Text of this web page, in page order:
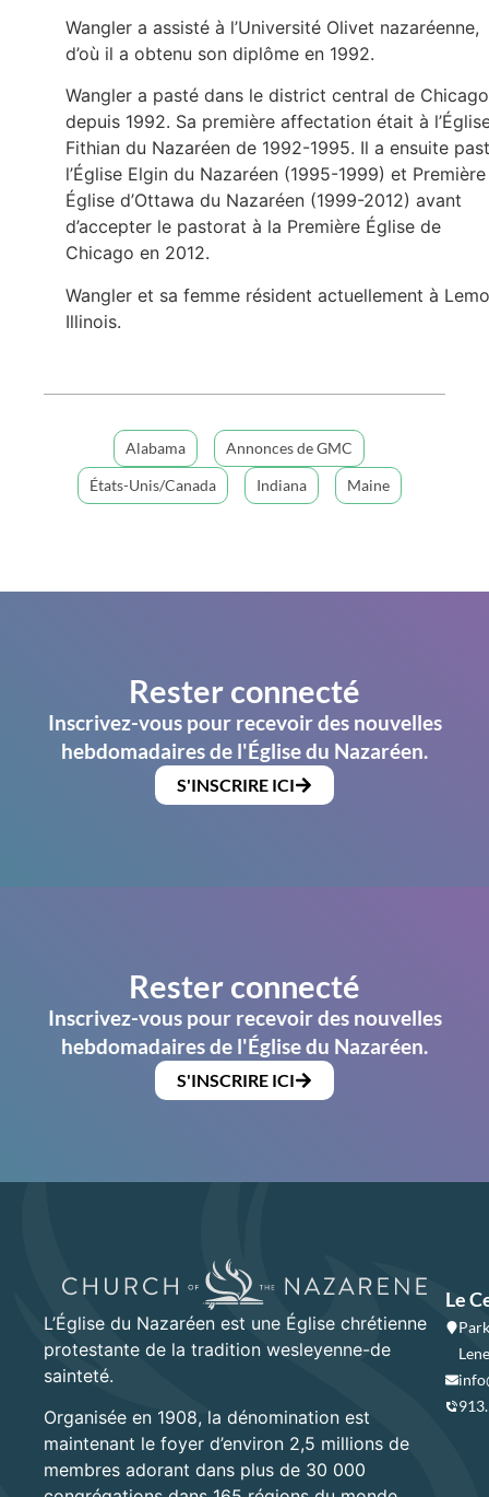
Wangler a assisté à l’Université Olivet nazaréenne,
d’où il a obtenu son diplôme en 1992.
Wangler a pasté dans le district central de Chicago
depuis 1992. Sa première affectation était à
Fithian du Nazaréen de 1992-1995. Il a ensuite
l’Église Elgin du Nazaréen (1995-1999) et Première
Église d’Ottawa du Nazaréen (1999-2012) avant
d’accepter le pastorat à la Première Église de
Chicago en 2012.
Wangler et sa femme résident actuellement à
Illinois.
Alabama
Annonces de GMC
États-Unis/Canada
Indiana Maine
Rester connecté
Inscrivez-vous pour recevoir des nouvelles
hebdomadaires de l'Église du Nazaréen.
S'INSCRIRE ICI
Rester connecté
Inscrivez-vous pour recevoir des nouvelles
hebdomadaires de l'Église du Nazaréen.
S'INSCRIRE ICI
L’Église du Nazaréen est une Église chrétienne
protestante de la tradition wesleyenne-de
sainteté.
Organisée en 1908, la dénomination est
maintenant le foyer d’environ 2,5 millions de
membres adorant dans plus de 30 000
Le